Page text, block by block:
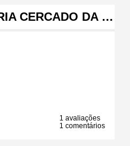
CERCADO DA …
1 avaliações
1 comentários